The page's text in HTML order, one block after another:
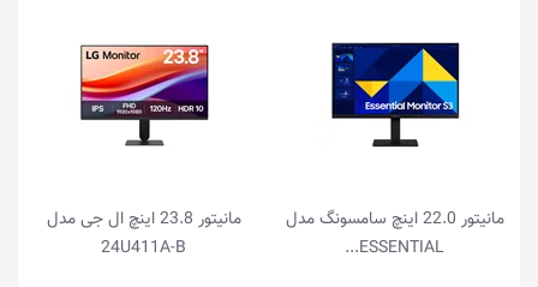
مانیتور 22.0 اینچ سامسونگ مدل
ESSENTIAL...
مانیتور 23.8 اینچ ال جی مدل
24U411A-B